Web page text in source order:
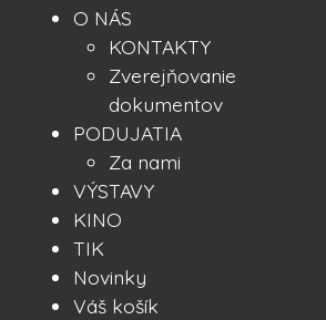
O NÁS
KONTAKTY
Zverejňovanie
dokumentov
PODUJATIA
Za nami
VÝSTAVY
KINO
TIK
Novinky
Váš košík